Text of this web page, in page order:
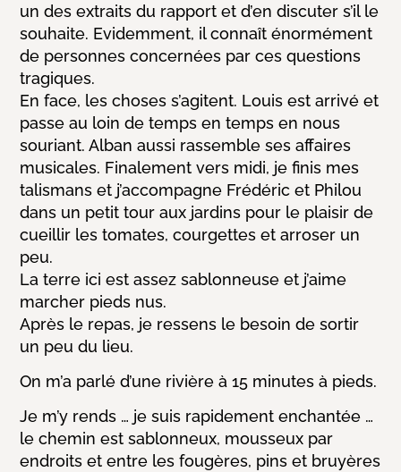
un des extraits du rapport et d’en discuter s’il le
souhaite. Evidemment, il connaît énormément
de personnes concernées par ces questions
tragiques.
En face, les choses s’agitent. Louis est arrivé et
passe au loin de temps en temps en nous
souriant. Alban aussi rassemble ses affaires
musicales. Finalement vers midi, je finis mes
talismans et j’accompagne Frédéric et Philou
dans un petit tour aux jardins pour le plaisir de
cueillir les tomates, courgettes et arroser un
peu.
La terre ici est assez sablonneuse et j’aime
marcher pieds nus.
Après le repas, je ressens le besoin de sortir
un peu du lieu.
On m’a parlé d’une rivière à 15 minutes à pieds.
Je m’y rends … je suis rapidement enchantée …
le chemin est sablonneux, mousseux par
endroits et entre les fougères, pins et bruyères